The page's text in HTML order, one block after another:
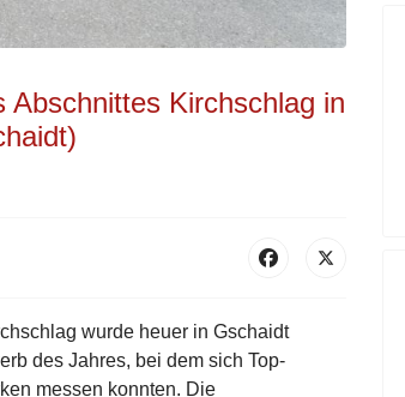
Kirchschlag in
wurde heuer in Gschaidt
des Jahres, bei dem sich Top-
messen konnten. Die